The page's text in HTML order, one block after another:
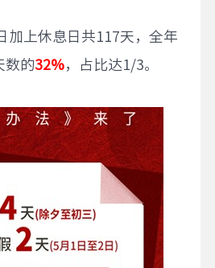
加上休息日共117天，全年
数的32%，占比达1/3。